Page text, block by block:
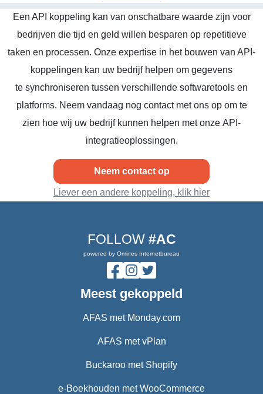
Een API koppeling kan van onschatbare waarde zijn voor
bedrijven die tijd en geld willen besparen op repetitieve
taken en processen. Onze expertise in het bouwen van API-
koppelingen kan uw bedrijf helpen om gegevens
te synchroniseren tussen verschillende softwaretools en
platforms. Neem vandaag nog contact met ons op om te
zien hoe wij uw bedrijf kunnen helpen met onze API-
integratieoplossingen.
Neem contact op
Liever een andere koppeling, klik hier
FOLLOW #AC
powered by Omines Internetbureau
Meest gekoppeld
AFAS met Monday.com
AFAS met vPlan
Buckaroo met Shopify
e-Boekhouden met WooCommerce